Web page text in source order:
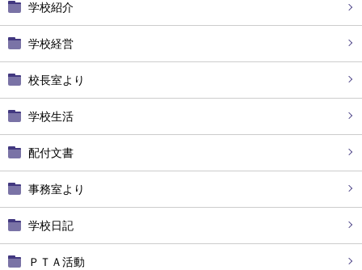
学校紹介
学校経営
校長室より
学校生活
配付文書
事務室より
学校日記
ＰＴＡ活動